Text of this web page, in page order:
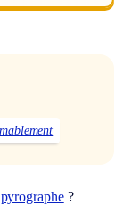
pyrographe?